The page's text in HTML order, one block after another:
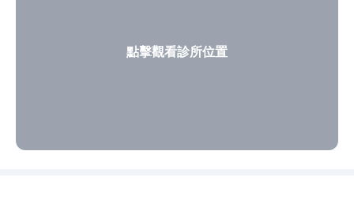
點擊觀看診所位置